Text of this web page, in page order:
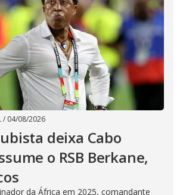
/ 04/08/2026
deixa Cabo
o RSB Berkane,
da África em 2025, comandante